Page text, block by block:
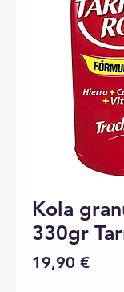
Kola
330gr
19,90 €